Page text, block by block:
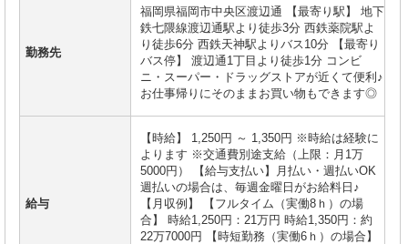
勤務先
福岡県福岡市中央区渡辺通 【最寄り駅】 地下
鉄七隈線渡辺通駅より徒歩3分 西鉄薬院駅よ
り徒歩6分 西鉄天神駅よりバス10分 【最寄り
バス停】 渡辺通1丁目より徒歩1分 コンビ
ニ・スーパー・ドラッグストアが近くて便利♪
お仕事帰りにそのままお買い物もできます◎
給与
【時給】 1,250円 ～ 1,350円 ※時給は経験に
よります ※交通費別途支給（上限：月1万
5000円） 【給与支払い】月払い・週払いOK
週払いの場合は、毎週金曜日がお給料日♪
【月収例】 【フルタイム（実働8ｈ）の場
合】 時給1,250円：21万円 時給1,350円：約
22万7000円 【時短勤務（実働6ｈ）の場合】